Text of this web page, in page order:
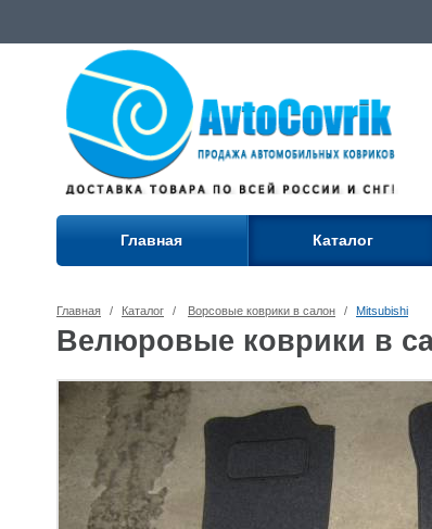
Главная Каталог
Главная / Каталог / Ворсовые коврики в салон / Mitsubishi
Велюровые коврики в